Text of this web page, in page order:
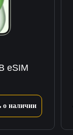
eSIM
о наличии